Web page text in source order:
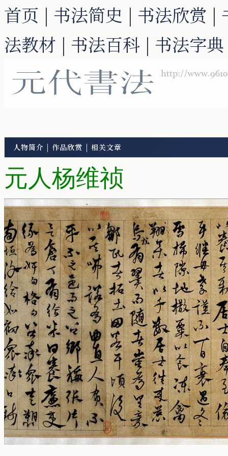
首页 | 书法简史 | 书法欣赏 |
法教材 | 书法百科 | 书法字典
人物简介 | 作品欣赏 | 相关文章
元人杨维祯